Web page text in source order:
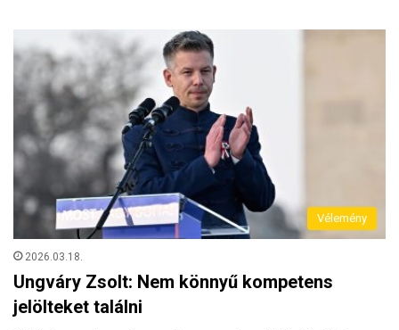
Vélemény
2026.03.18.
Ungváry Zsolt: Nem könnyű kompetens
jelölteket találni